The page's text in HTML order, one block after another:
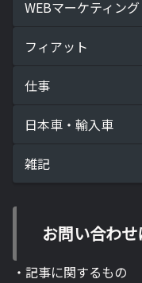
WEBマーケティング
フィアット
仕事
日本車・輸入車
雑記
お問い合わ
・記事に関するもの